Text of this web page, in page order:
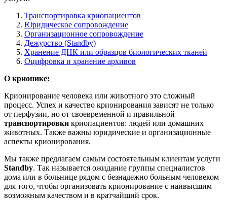
Транспортировка криопациентов
Юридическое сопровождение
Организационное сопровождение
Дежурство (Standby)
Хранение ДНК или образцов биологических тканей
Оцифровка и хранение архивов
О крионике:
Крионирование человека или животного это сложный
процесс. Успех и качество крионирования зависят не только
от перфузии, но от своевременной и правильной
транспортировки криопациентов: людей или домашних
животных. Также важны юридические и организационные
аспекты крионирования.
Мы также предлагаем самым состоятельным клиентам услуги
Standby. Так называется ожидание группы специалистов
дома или в больнице рядом с безнадежно больным человеком
для того, чтобы организовать крионирование с наивысшим
возможным качеством и в кратчайший срок.